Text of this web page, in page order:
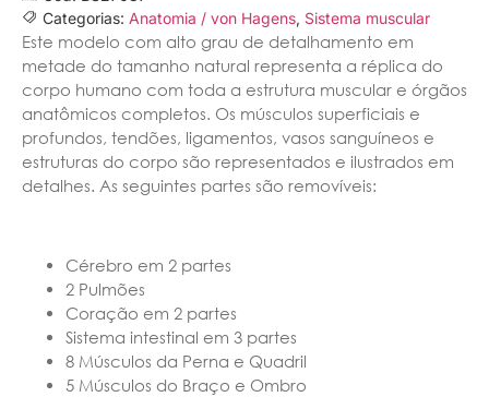
Categorias: Anatomia / von Hagens, Sistema muscular
Este modelo com alto grau de detalhamento em
metade do tamanho natural representa a réplica do
corpo humano com toda a estrutura muscular e órgãos
anatômicos completos. Os músculos superficiais e
profundos, tendões, ligamentos, vasos sanguíneos e
estruturas do corpo são representados e ilustrados em
detalhes. As seguintes partes são removíveis:
Cérebro em 2 partes
2 Pulmões
Coração em 2 partes
Sistema intestinal em 3 partes
8 Músculos da Perna e Quadril
5 Músculos do Braço e Ombro